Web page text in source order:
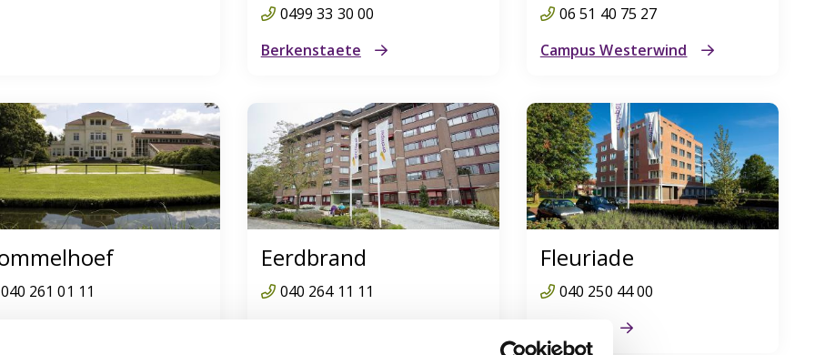
0499 33 30 00
Berkenstaete
06 51 40 75 27
Campus Westerwind
040 261 01 11
Eerdbrand
040 264 11 11
Fleuriade
040 250 44 00